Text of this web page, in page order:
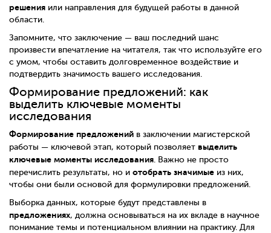
решения или направления для будущей работы в данной
области.
Запомните, что заключение — ваш последний шанс
произвести впечатление на читателя, так что используйте его
с умом, чтобы оставить долговременное воздействие и
подтвердить значимость вашего исследования.
Формирование предложений: как
выделить ключевые моменты
исследования
Формирование предложений в заключении магистерской
работы — ключевой этап, который позволяет выделить
ключевые моменты исследования. Важно не просто
перечислить результаты, но и отобрать значимые из них,
чтобы они были основой для формулировки предложений.
Выборка данных, которые будут представлены в
предложениях, должна основываться на их вкладе в научное
понимание темы и потенциальном влиянии на практику. Для